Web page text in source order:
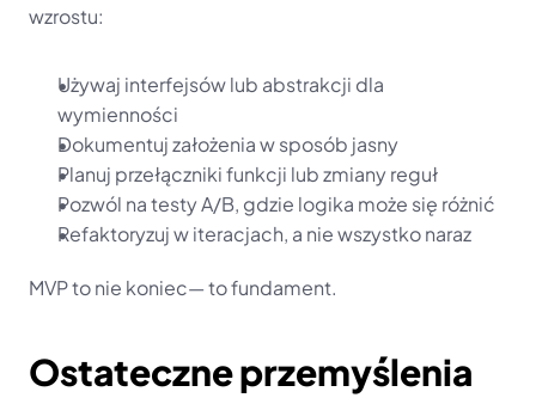
wzrostu:
Używaj interfejsów lub abstrakcji dla
wymienności
Dokumentuj założenia w sposób jasny
Planuj przełączniki funkcji lub zmiany reguł
Pozwól na testy A/B, gdzie logika może się różnić
Refaktoryzuj w iteracjach, a nie wszystko naraz
MVP to nie koniec— to fundament.
Ostateczne przemyślenia